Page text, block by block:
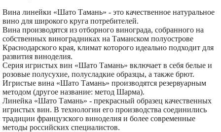
Вина линейки «Шато Тамань» - это качественное натуральное
вино для широкого круга потребителей.
Вина производятся из отборного винограда, собранного на
собственных виноградниках на Таманском полуострове
Краснодарского края, климат которого идеально подходит для
развития виноделия.
Серия игристых вин «Шато Тамань» включает в себя белые и
розовые полусухие, полусладкие образцы, а также брют.
Игристые вина «Шато Тамань» производятся резервуарным
методом (другое название: метод Шарма).
Линейка «Шато Тамань» - прекрасный образец качественных
игристых вин. В технологии его производства соединились
традиции французского виноделия и более современные
методы российских специалистов.